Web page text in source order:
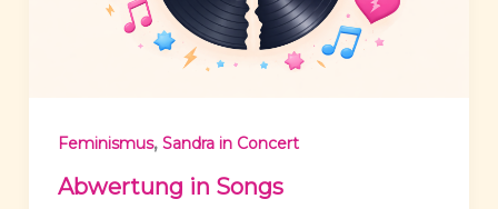
Feminismus, Sandra in Concert
Abwertung in Songs